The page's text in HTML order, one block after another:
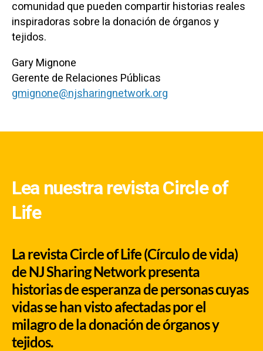
comunidad que pueden compartir historias reales
inspiradoras sobre la donación de órganos y
tejidos.
Gary Mignone
Gerente de Relaciones Públicas
gmignone@njsharingnetwork.org
Lea nuestra revista Circle of
Life
La revista Circle of Life (Círculo de vida)
de NJ Sharing Network presenta
historias de esperanza de personas cuyas
vidas se han visto afectadas por el
milagro de la donación de órganos y
tejidos.